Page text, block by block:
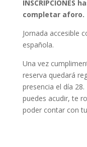
INSCRIPCIONES
completar aforo.
Jornada accesible
española.
Una vez
reserva quedará
presencia el día
puedes acudir, te
poder contar con tu